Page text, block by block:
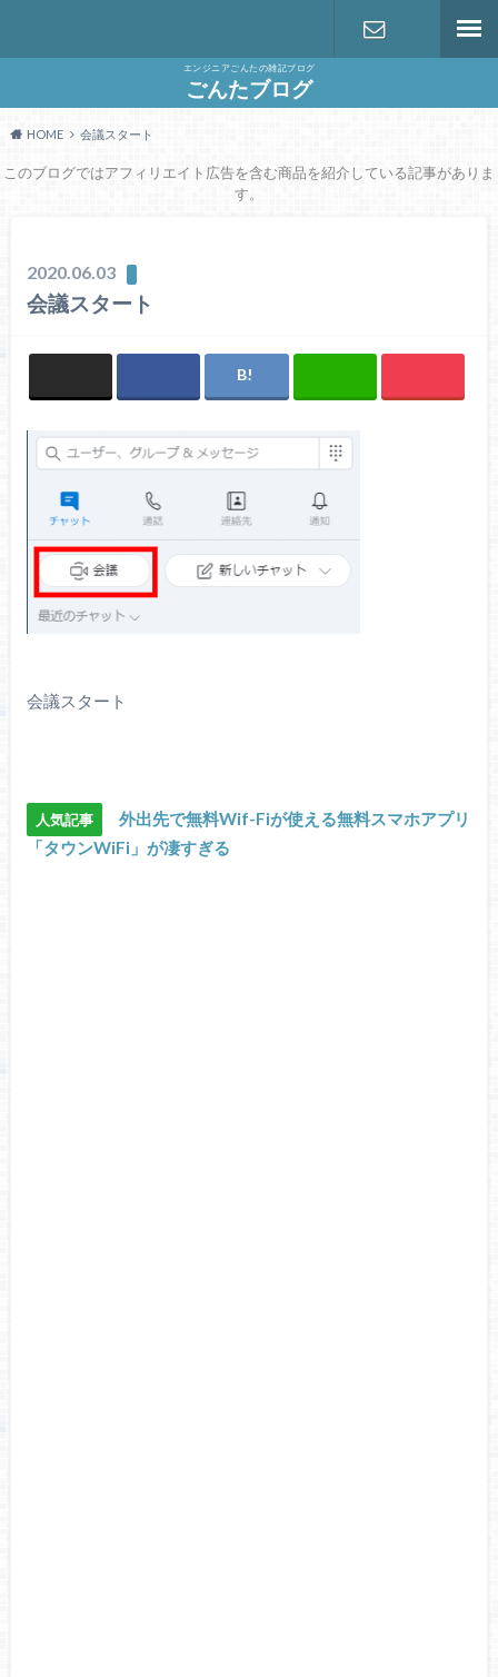
エンジニアごんたの雑記ブログ
ごんたブログ
HOME 会議スタート
このブログではアフィリエイト広告を含む商品を紹介している記事がありま
す。
2020.06.03
会議スタート
会議スタート
人気記事
外出先で無料Wif-Fiが使える無料スマホアプリ
「タウンWiFi」が凄すぎる